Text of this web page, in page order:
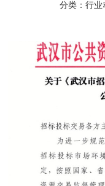
分类：行业